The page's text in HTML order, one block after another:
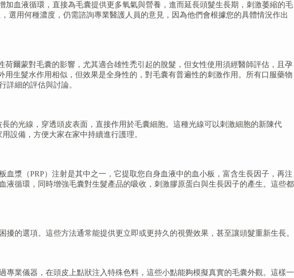
血液循環，直接為毛囊提供更多氧氣與營養，進而延長頭髮生長期，刺激萎縮的毛
選用何種濃度，仍需諮詢專業醫護人員的意見，因為他們會根據您的具體情況作出
荷爾蒙對毛囊的影響，尤其適合雄性禿引起的脫髮，但女性使用須經醫師評估，且孕
生髮水作用相似，但效果是全身性的，對毛囊有普遍性的刺激作用。所有口服藥物
詳細的評估與討論。
的光線，穿透頭皮表面，直接作用於毛囊細胞。這種光線可以刺激細胞的新陳代
設備，方便大家在家中持續進行護理。
漿（PRP）注射是其中之一，它提取您自身血液中的血小板，富含生長因子，再注
循環，同時增強毛囊對生髮產品的吸收，刺激膠原蛋白與生長因子的產生。這些都
的選項。這些方法通常能提供更立即或更持久的視覺效果，甚至讓頭髮重新生長。
業儀器，在頭皮上點狀注入特殊色料，這些小點能夠模擬真實的毛囊外觀。這樣一